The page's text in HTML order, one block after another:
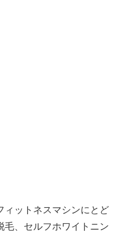
ィットネスマシンにとど
毛、セルフホワイトニン